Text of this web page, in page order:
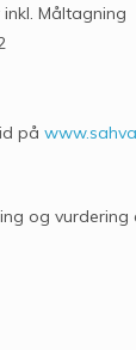
Måltagning
på
og vurdering